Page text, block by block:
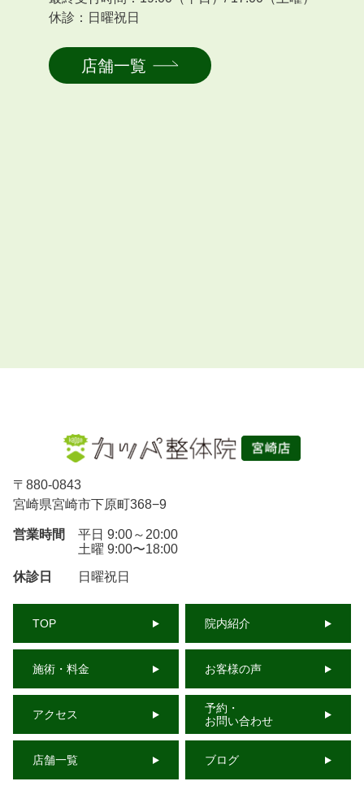
休診：日曜祝日
店舗一覧
〒 880-0843
宮崎県宮崎市下原町368−9
営業時間
平日 9:00～20:00
土曜 9:00〜18:00
休診日
日曜祝日
TOP 院内紹介
施術・料金 お客様の声
アクセス
予約・
お問い合わせ
店舗一覧 ブログ